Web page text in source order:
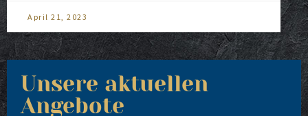
April 21, 2023
Unsere aktuellen
Angebote